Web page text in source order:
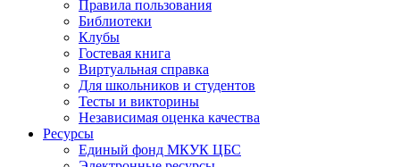
Правила пользования
Библиотеки
Клубы
Гостевая книга
Виртуальная справка
Для школьников и студентов
Тесты и викторины
Независимая оценка качества
Ресурсы
Единый фонд МКУК ЦБС